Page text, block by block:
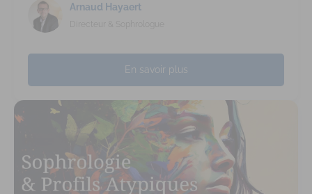
Arnaud Hayaert
En savoir plus